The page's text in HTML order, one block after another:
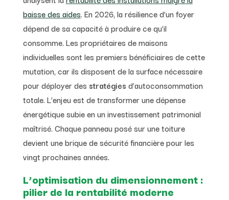
baisse des aides. En 2026, la résilience d’un foyer
dépend de sa capacité à produire ce qu’il
consomme. Les propriétaires de maisons
individuelles sont les premiers bénéficiaires de cette
mutation, car ils disposent de la surface nécessaire
pour déployer des stratégies d’autoconsommation
totale. L’enjeu est de transformer une dépense
énergétique subie en un investissement patrimonial
maîtrisé. Chaque panneau posé sur une toiture
devient une brique de sécurité financière pour les
vingt prochaines années.
L’optimisation du dimensionnement :
pilier de la rentabilité moderne